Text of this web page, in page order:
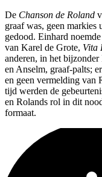
De Chanson de Roland
graaf was, geen markies
gedood. Einhard
van Karel de Grote, Vita
anderen, in het
en Anselm, graaf-palts;
en geen vermelding van
tijd werden de
en Rolands rol in dit
formaat.